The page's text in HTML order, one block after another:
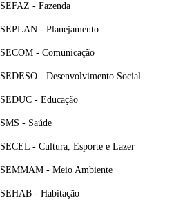
SEFAZ - Fazenda
SEPLAN - Planejamento
SECOM - Comunicação
SEDESO - Desenvolvimento Social
SEDUC - Educação
SMS - Saúde
SECEL - Cultura, Esporte e Lazer
SEMMAM - Meio Ambiente
SEHAB - Habitação